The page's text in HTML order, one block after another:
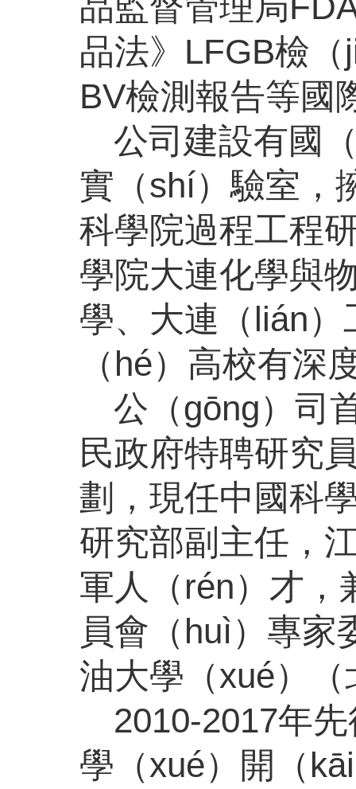
品法》LFGB檢
BV檢測報告等國
公司建設有國
實（shí）驗室，
科學院過程工程
學院大連化學與
學、大連（lián
（hé）高校有深
公（gōng）司
民政府特聘研究
劃，現任中國科
研究部副主任，
軍人（rén）才，
員會（huì）專家
油大學（xué）
2010-2017年
學（xué）開（